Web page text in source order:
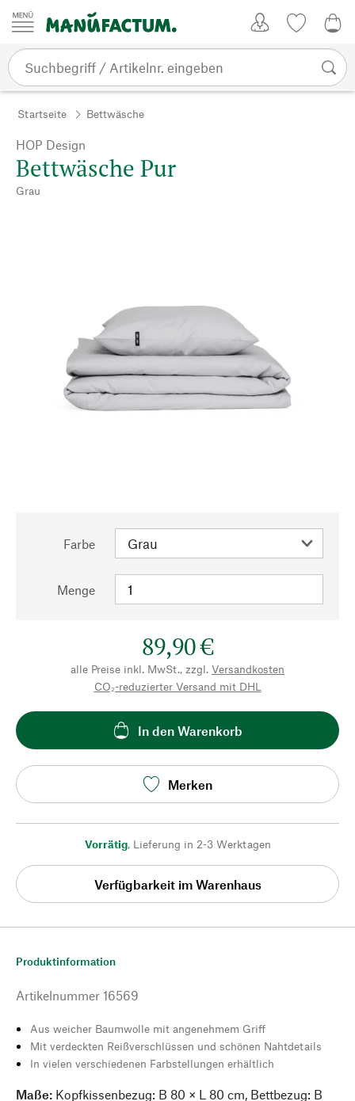
Zum Inhalt springen
Startseite Bettwäsche
HOP Design
Bettwäsche Pur
Grau
Farbe
Menge
89,90 €
alle Preise inkl. MwSt., zzgl. Versandkosten
CO₂-reduzierter Versand mit DHL
In den Warenkorb
Merken
Vorrätig, Lieferung in 2-3 Werktagen
Verfügbarkeit im Warenhaus
Produktinformation
Artikelnummer 16569
Aus weicher Baumwolle mit angenehmem Griff
Mit verdeckten Reißverschlüssen und schönen Nahtdetails
In vielen verschiedenen Farbstellungen erhältlich
Maße: Kopfkissenbezug: B 80 × L 80 cm, Bettbezug: B